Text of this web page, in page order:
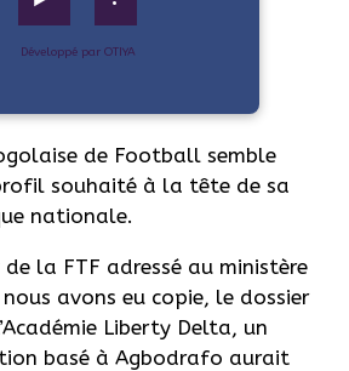
Développé par OTIYA
de Football semble
souhaité à la tête de sa
nationale.
la FTF adressé au ministère
avons eu copie, le dossier
Liberty Delta, un
basé à Agbodrafo aurait